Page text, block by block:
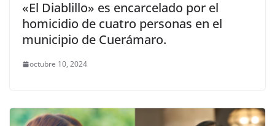
«El Diablillo» es encarcelado por el
homicidio de cuatro personas en el
municipio de Cuerámaro.
octubre 10, 2024